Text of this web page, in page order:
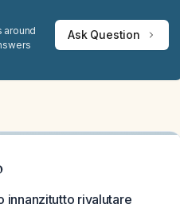
around
Ask Question
innanzitutto rivalutare